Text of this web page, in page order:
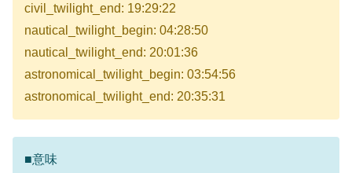
civil_twilight_end: 19:29:22
nautical_twilight_begin: 04:28:50
nautical_twilight_end: 20:01:36
astronomical_twilight_begin: 03:54:56
astronomical_twilight_end: 20:35:31
■意味